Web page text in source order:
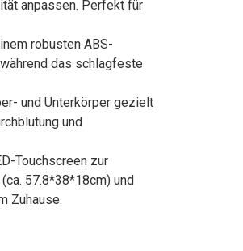
anpassen. Perfekt für
robusten ABS-
das schlagfeste
und Unterkörper gezielt
und
Touchscreen zur
57.8*38*18cm) und
Zuhause.